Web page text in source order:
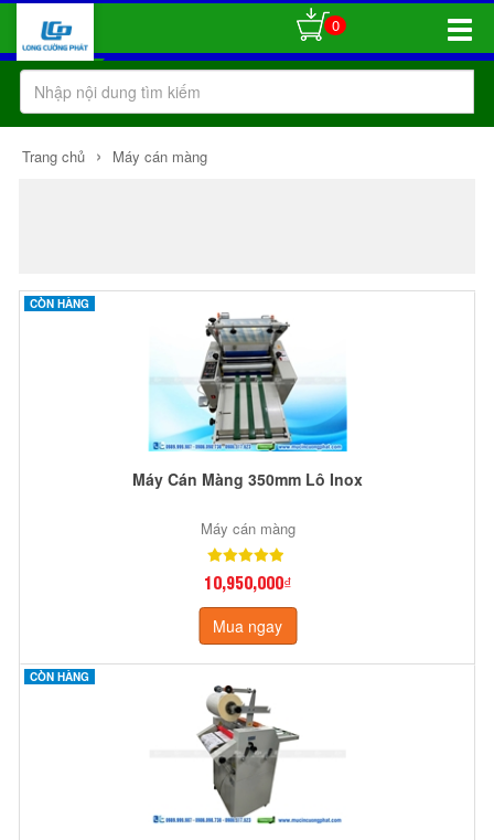
Toggle
0
Trang chủ › Máy cán màng
CÒN HÀNG
Máy Cán Màng 350mm Lô Inox
Máy cán màng
10,950,000₫
Mua ngay
CÒN HÀNG